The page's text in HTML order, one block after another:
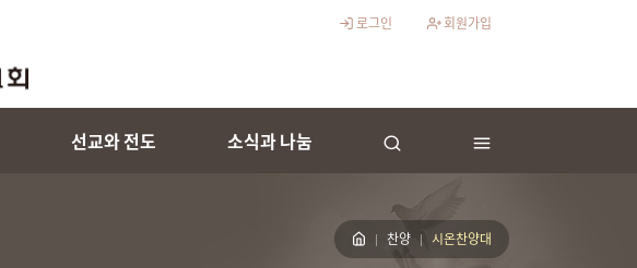
로그인 회원가입
선교와 전도 소식과 나눔
찬양 시온찬양대